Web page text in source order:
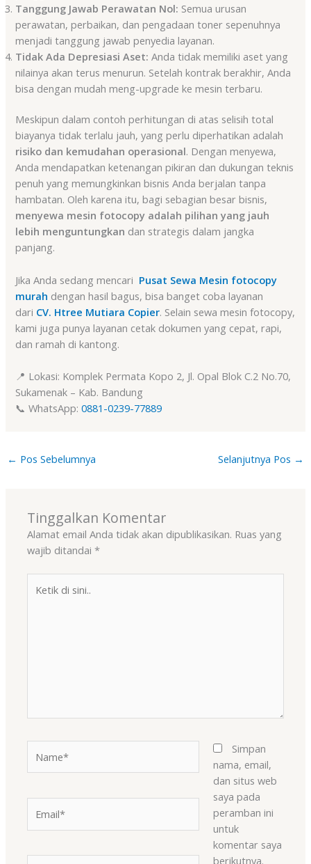
Tanggung Jawab Perawatan Nol: Semua urusan
perawatan, perbaikan, dan pengadaan toner sepenuhnya
menjadi tanggung jawab penyedia layanan.
Tidak Ada Depresiasi Aset: Anda tidak memiliki aset yang
nilainya akan terus menurun. Setelah kontrak berakhir, Anda
bisa dengan mudah meng-upgrade ke mesin terbaru.
Meskipun dalam contoh perhitungan di atas selisih total
biayanya tidak terlalu jauh, yang perlu diperhatikan adalah
risiko dan kemudahan operasional. Dengan menyewa,
Anda mendapatkan ketenangan pikiran dan dukungan teknis
penuh yang memungkinkan bisnis Anda berjalan tanpa
hambatan. Oleh karena itu, bagi sebagian besar bisnis,
menyewa mesin fotocopy adalah pilihan yang jauh
lebih menguntungkan dan strategis dalam jangka
panjang.
Jika Anda sedang mencari Pusat Sewa Mesin fotocopy
murah dengan hasil bagus, bisa banget coba layanan
dari CV. Htree Mutiara Copier. Selain sewa mesin fotocopy,
kami juga punya layanan cetak dokumen yang cepat, rapi,
dan ramah di kantong.
📍 Lokasi: Komplek Permata Kopo 2, Jl. Opal Blok C.2 No.70,
Sukamenak – Kab. Bandung
📞 WhatsApp:0881-0239-77889
← Pos Sebelumnya Selanjutnya Pos →
Tinggalkan Komentar
Alamat email Anda tidak akan dipublikasikan. Ruas yang
wajib ditandai*
Simpan
nama, email,
dan situs web
saya pada
peramban ini
untuk
komentar saya
berikutnya.